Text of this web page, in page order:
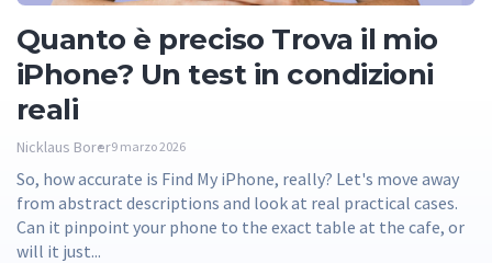
Quanto è preciso Trova il mio
iPhone? Un test in condizioni
reali
Nicklaus Borer9 marzo 2026
So, how accurate is Find My iPhone, really? Let's move away
from abstract descriptions and look at real practical cases.
Can it pinpoint your phone to the exact table at the cafe, or
will it just...